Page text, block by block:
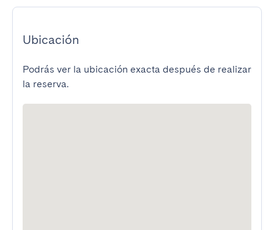
Ubicación
Podrás ver la ubicación exacta después de realizar
la reserva.